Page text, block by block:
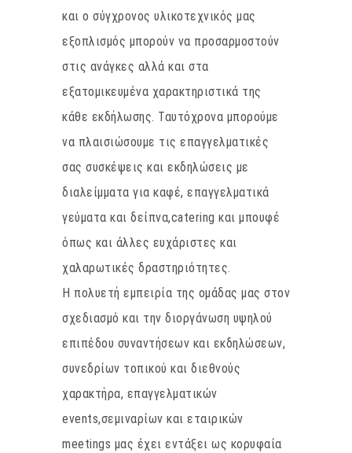
και ο σύγχρονος υλικοτεχνικός μας
εξοπλισμός μπορούν να προσαρμοστούν
στις ανάγκες αλλά και στα
εξατομικευμένα χαρακτηριστικά της
κάθε εκδήλωσης. Ταυτόχρονα μπορούμε
να πλαισιώσουμε τις επαγγελματικές
σας συσκέψεις και εκδηλώσεις με
διαλείμματα για καφέ, επαγγελματικά
γεύματα και δείπνα,catering και μπουφέ
όπως και άλλες ευχάριστες και
χαλαρωτικές δραστηριότητες.
Η πολυετή εμπειρία της ομάδας μας στον
σχεδιασμό και την διοργάνωση υψηλού
επιπέδου συναντήσεων και εκδηλώσεων,
συνεδρίων τοπικού και διεθνούς
χαρακτήρα, επαγγελματικών
events,σεμιναρίων και εταιρικών
meetings μας έχει εντάξει ως κορυφαία